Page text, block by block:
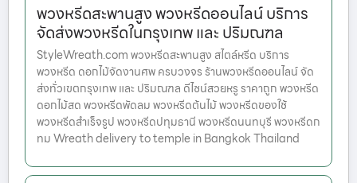
พวงหรีดสะพานสูง พวงหรีดออนไลน์ บริการ
จัดส่งพวงหรีดในกรุงเทพ และ ปริมณฑล
StyleWreath.com พวงหรีดสะพานสูง สไตล์หรีด บริการ
พวงหรีด ดอกไม้จัดงานศพ ครบวงจร ร้านพวงหรีดออนไลน์ จัด
ส่งทั่วเขตกรุงเทพ และ ปริมณฑล ดีไซน์สวยหรู ราคาถูก พวงหรีด
ดอกไม้สด พวงหรีดพัดลม พวงหรีดต้นไม้ พวงหรีดของใช้
พวงหรีดสำเร็จรูป พวงหรีดปทุมธานี พวงหรีดนนทบุรี พวงหรีดก
ทม Wreath delivery to temple in Bangkok Thailand